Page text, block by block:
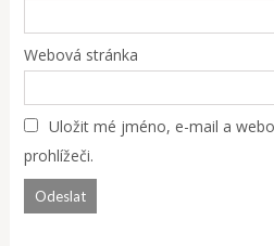
Webová stránka
Uložit mé jméno, e-mail a
prohlížeči.